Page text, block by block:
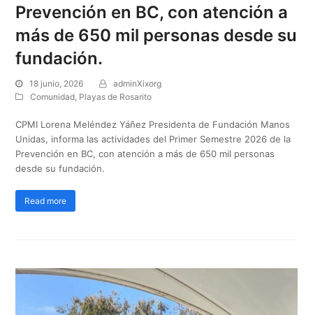
Prevención en BC, con atención a
más de 650 mil personas desde su
fundación.
18 junio, 2026
adminXixorg
Comunidad Playas de Rosarito
CPMI Lorena Meléndez Yáñez Presidenta de Fundación Manos
Unidas, informa las actividades del Primer Semestre 2026 de la
Prevención en BC, con atención a más de 650 mil personas
desde su fundación.
Read more